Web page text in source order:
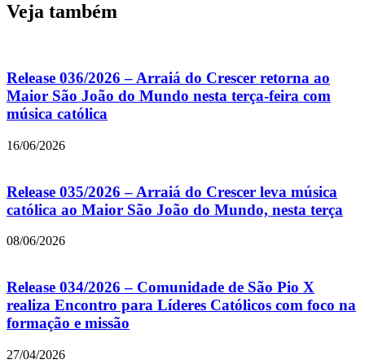
Veja também
Release 036/2026 – Arraiá do Crescer retorna ao
Maior São João do Mundo nesta terça-feira com
música católica
16/06/2026
Release 035/2026 – Arraiá do Crescer leva música
católica ao Maior São João do Mundo, nesta terça
08/06/2026
Release 034/2026 – Comunidade de São Pio X
realiza Encontro para Líderes Católicos com foco na
formação e missão
27/04/2026